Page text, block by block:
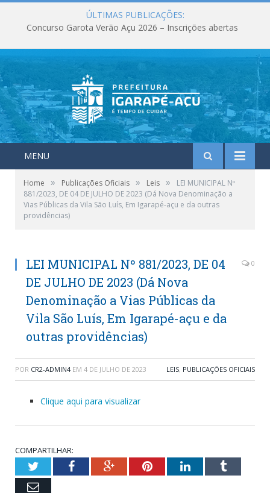
ÚLTIMAS PUBLICAÇÕES:
Concurso Garota Verão Açu 2026 – Inscrições abertas
MENU
Home » Publicações Oficiais » Leis »
LEI MUNICIPAL Nº
881/2023, DE 04 DE JULHO DE 2023 (Dá Nova Denominação a
Vias Públicas da Vila São Luís, Em Igarapé-açu e da outras
providências)
LEI MUNICIPAL Nº 881/2023, DE 04
DE JULHO DE 2023 (Dá Nova
Denominação a Vias Públicas da
Vila São Luís, Em Igarapé-açu e da
outras providências)
0
POR CR2-ADMIN4 EM 4 DE JULHO DE 2023 LEIS, PUBLICAÇÕES OFICIAIS
Clique aqui para visualizar
COMPARTILHAR:
TwitterFacebookGoogle+PinterestLinkedInTumblr
Email